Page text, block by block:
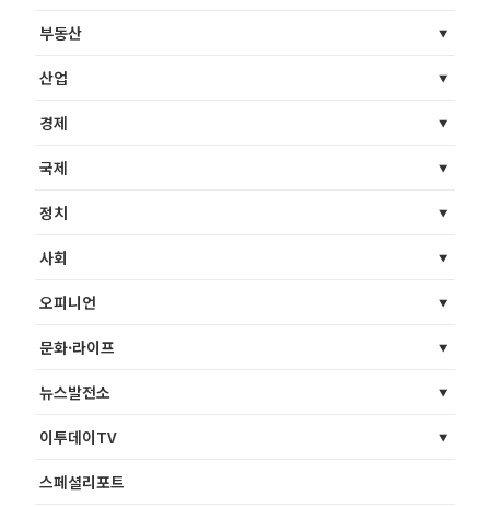
부동산
산업
경제
국제
정치
사회
오피니언
문화·라이프
뉴스발전소
이투데이TV
스페셜리포트